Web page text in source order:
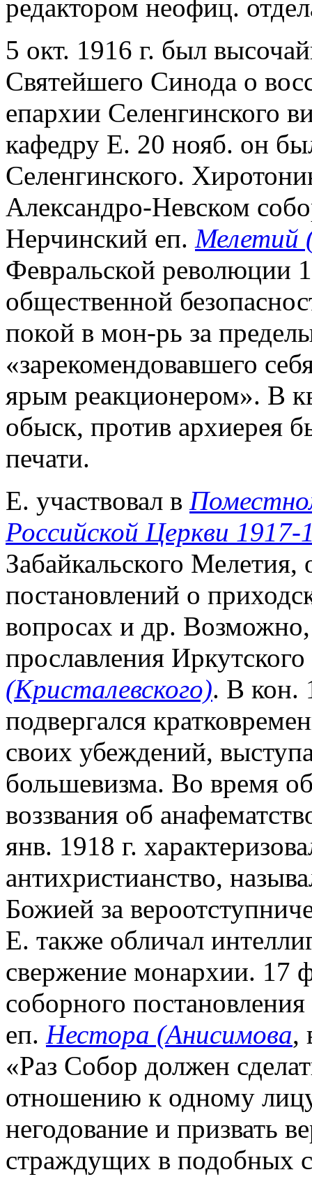
редактором неофиц.
5 окт. 1916 г. был
Святейшего Синода о
епархии Селенгинского
кафедру Е. 20 нояб. он
Селенгинского.
Александро-Невском
Нерчинский еп. Мелетий
Февральской революции
общественной
покой в мон-рь за
«зарекомендовавшего
ярым реакционером». В
обыск, против архиерея
печати.
Е. участвовал в
Российской Церкви 1917-
Забайкальского
постановлений о
вопросах и др.
прославления
(Кристалевского). В кон.
подвергался
своих убеждений,
большевизма. Во время
воззвания об
янв. 1918 г.
антихристианство,
Божией за
Е. также обличал
свержение монархии. 17
соборного
еп. Нестора (Анисимова,
«Раз Собор должен
отношению к одному
негодование и призвать
страждущих в подобных